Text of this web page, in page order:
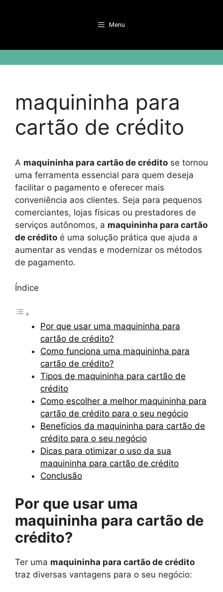
Menu
maquininha para
cartão de crédito
A maquininha para cartão de crédito se tornou
uma ferramenta essencial para quem deseja
facilitar o pagamento e oferecer mais
conveniência aos clientes. Seja para pequenos
comerciantes, lojas físicas ou prestadores de
serviços autônomos, a maquininha para cartão
de crédito é uma solução prática que ajuda a
aumentar as vendas e modernizar os métodos
de pagamento.
Índice
Por que usar uma maquininha para
cartão de crédito?
Como funciona uma maquininha para
cartão de crédito?
Tipos de maquininha para cartão de
crédito
Como escolher a melhor maquininha para
cartão de crédito para o seu negócio
Benefícios da maquininha para cartão de
crédito para o seu negócio
Dicas para otimizar o uso da sua
maquininha para cartão de crédito
Conclusão
Por que usar uma
maquininha para cartão de
crédito?
Ter uma maquininha para cartão de crédito
traz diversas vantagens para o seu negócio: